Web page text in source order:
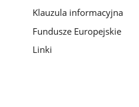
Klauzula informacyjna
Fundusze Europejskie
Linki